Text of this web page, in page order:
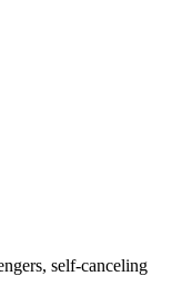
self-canceling